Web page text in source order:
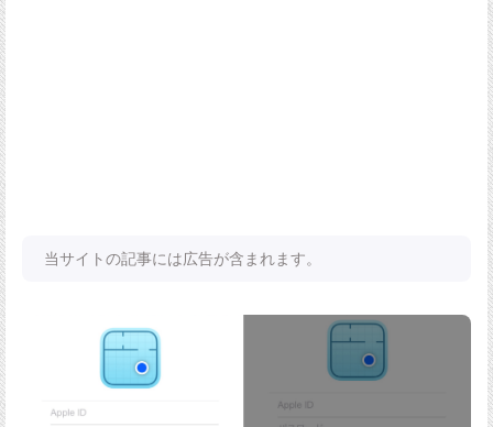
当サイトの記事には広告が含まれます。